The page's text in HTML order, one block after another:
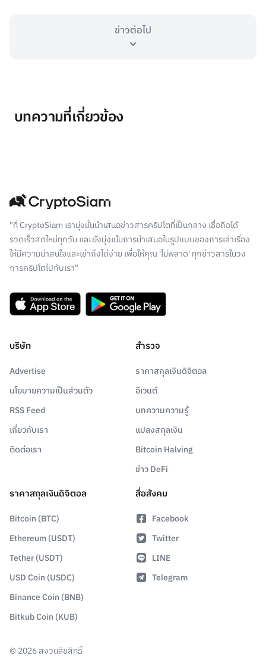
ข่าวต่อไป
บทความที่เกี่ยวข้อง
"ที่ CryptoSiam เรามุ่งมั่นนำเสนอข่าวสารคริปโตที่เป็นกลาง เชื่อถือได้
รวดเร็วสดใหม่ทุกวัน และยังมุ่งเน้นการนำเสนอในรูปแบบของการเล่าเรื่อง
ให้มีความน่าสนใจและเข้าถึงได้ง่าย เพื่อให้คุณ 'ไม่พลาด' ทุกข่าวสารในวง
การคริปโตไปกับเรา"
บริษัท
Advertise
นโยบายความเป็นส่วนตัว
RSS Feed
เกี่ยวกับเรา
ติดต่อเรา
สำรวจ
ราคาสกุลเงินดิจิตอล
อีเวนต์
บทความความรู้
แปลงสกุลเงิน
Bitcoin Halving
ข่าว DeFi
ราคาสกุลเงินดิจิตอล
Bitcoin (BTC)
Ethereum (USDT)
Tether (USDT)
USD Coin (USDC)
Binance Coin (BNB)
Bitkub Coin (KUB)
สื่อสังคม
Facebook
Twitter
LINE
Telegram
© 2026สงวนลิขสิทธิ์